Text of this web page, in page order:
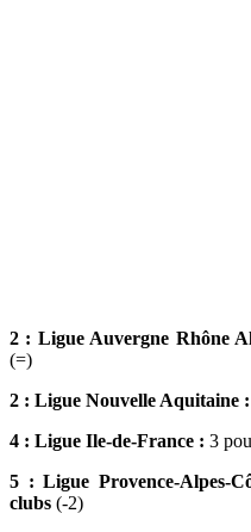
2 : Ligue Auvergne Rhône
(=)
2 : Ligue Nouvelle Aquitaine :
4 : Ligue Ile-de-France : 3
5 : Ligue Provence-Alpes-
clubs (-2)